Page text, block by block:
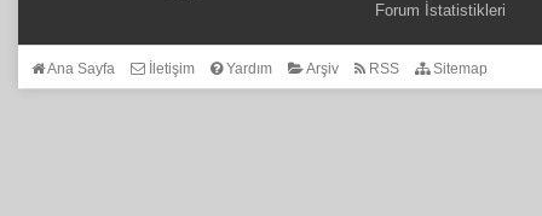
Forum İstatistikleri
Ana Sayfa İletişim Yardım Arşiv RSS Sitemap